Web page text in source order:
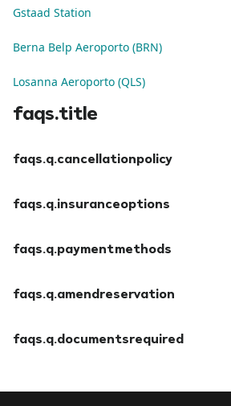
Gstaad Station
Berna Belp Aeroporto (BRN)
Losanna Aeroporto (QLS)
faqs.title
faqs.q.cancellationpolicy
faqs.q.insuranceoptions
faqs.q.paymentmethods
faqs.q.amendreservation
faqs.q.documentsrequired